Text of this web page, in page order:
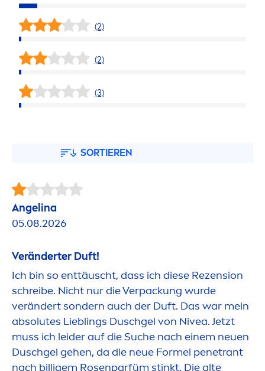
(2)
(2)
(3)
SORTIEREN
Angelina
05.08.2026
Veränderter Duft!
Ich bin so enttäuscht, dass ich diese Rezension
schreibe. Nicht nur die Verpackung wurde
verändert sondern auch der Duft. Das war mein
absolutes Lieblings Duschgel von Nivea. Jetzt
muss ich leider auf die Suche nach einem neuen
Duschgel gehen, da die neue Formel penetrant
nach billigem Rosenparfüm stinkt. Die alte